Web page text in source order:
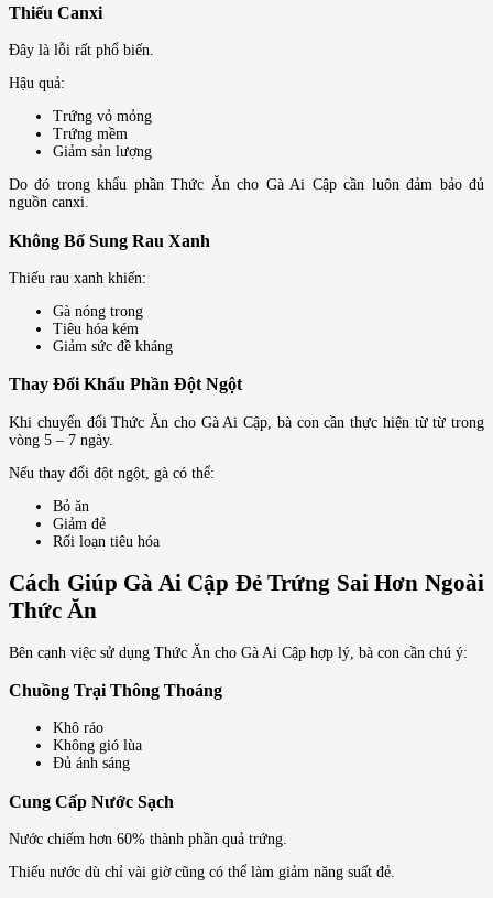
Thiếu Canxi
Đây là lỗi rất phổ biến.
Hậu quả:
Trứng vỏ mỏng
Trứng mềm
Giảm sản lượng
Do đó trong khẩu phần Thức Ăn cho Gà Ai Cập cần luôn đảm bảo đủ
nguồn canxi.
Không Bổ Sung Rau Xanh
Thiếu rau xanh khiến:
Gà nóng trong
Tiêu hóa kém
Giảm sức đề kháng
Thay Đổi Khẩu Phần Đột Ngột
Khi chuyển đổi Thức Ăn cho Gà Ai Cập, bà con cần thực hiện từ từ trong
vòng 5 – 7 ngày.
Nếu thay đổi đột ngột, gà có thể:
Bỏ ăn
Giảm đẻ
Rối loạn tiêu hóa
Cách Giúp Gà Ai Cập Đẻ Trứng Sai Hơn Ngoài
Thức Ăn
Bên cạnh việc sử dụng Thức Ăn cho Gà Ai Cập hợp lý, bà con cần chú ý:
Chuồng Trại Thông Thoáng
Khô ráo
Không gió lùa
Đủ ánh sáng
Cung Cấp Nước Sạch
Nước chiếm hơn 60% thành phần quả trứng.
Thiếu nước dù chỉ vài giờ cũng có thể làm giảm năng suất đẻ.